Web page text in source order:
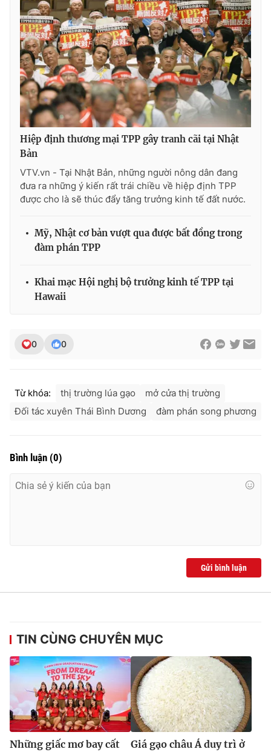
THỜI BÁO VTV
Theo dõi báo trên
Cơ quan chủ quản:
Cơ quan báo chí:Thời báo VTV
Giấy phép hoạt động báo in và báo điện tử số 483/GP-BTTTT
cấp ngày 29/12/2023
Phó Tổng Biên tập:Nguyễn Thị Mỹ Hạnh, Phạm Quốc Thắng,
Nguyễn Trọng Ninh
Ðiện thoại Thời báo VTV:024.66 897 897
Email:toasoan@vtv.vn
® Cấm sao chép dưới mọi hình thức nếu không có sự chấp
Hiệp định thương mại TPP gây tranh cãi tại Nhật
Bản
VTV.vn - Tại Nhật Bản, những người nông dân đang
đưa ra những ý kiến rất trái chiều về hiệp định TPP
được cho là sẽ thúc đẩy tăng trưởng kinh tế đất nước.
Mỹ, Nhật cơ bản vượt qua được bất đồng trong
đàm phán TPP
Khai mạc Hội nghị bộ trưởng kinh tế TPP tại
Hawaii
0 0
Từ khóa: thị trường lúa gạo
mở cửa thị trường
Đối tác xuyên Thái Bình Dương
đàm phán song phương
Bình luận (0)
Gửi bình luận
TIN CÙNG CHUYÊN MỤC
Những giấc mơ bay cất
Giá gạo châu Á duy trì ở